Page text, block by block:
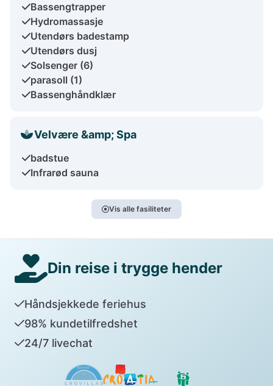
Bassengtrapper
Hydromassasje
Utendørs badestamp
Utendørs dusj
Solsenger (6)
parasoll (1)
Bassenghåndklær
Velvære &amp; Spa
badstue
Infrarød sauna
Vis alle fasiliteter
Din reise i trygge hender
Håndsjekkede feriehus
98% kundetilfredshet
24/7 livechat